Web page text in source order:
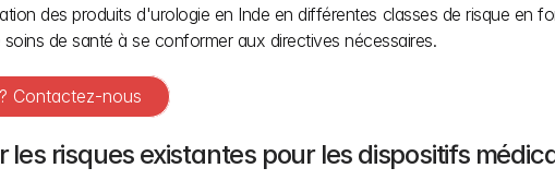
des produits d'urologie en Inde en différentes classes de risque en
de santé à se conformer aux directives nécessaires.
Contactez-nous
risques existantes pour les dispositifs